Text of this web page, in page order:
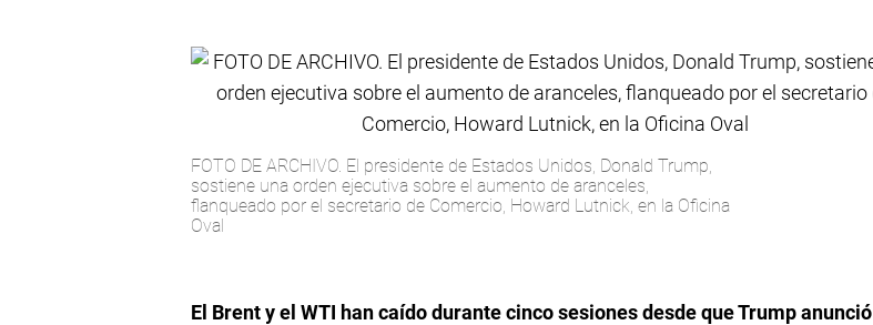
FOTO DE ARCHIVO. El presidente de Estados Unidos, Donald Trump,
sostiene una orden ejecutiva sobre el aumento de aranceles,
flanqueado por el secretario de Comercio, Howard Lutnick, en la Oficina
Oval
El Brent y el WTI han caído durante cinco sesiones desde que Trump anunció